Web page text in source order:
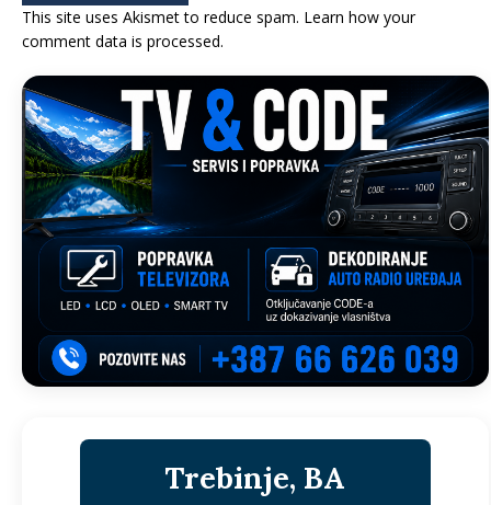
This site uses Akismet to reduce spam. Learn how your
comment data is processed.
Trebinje, BA